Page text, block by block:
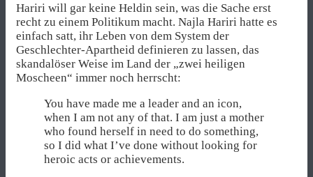
Hariri will gar keine Heldin sein, was die Sache erst
recht zu einem Politikum macht. Najla Hariri hatte es
einfach satt, ihr Leben von dem System der
Geschlechter-Apartheid definieren zu lassen, das
skandalöser Weise im Land der „zwei heiligen
Moscheen“ immer noch herrscht:
You have made me a leader and an icon,
when I am not any of that. I am just a mother
who found herself in need to do something,
so I did what I’ve done without looking for
heroic acts or achievements.